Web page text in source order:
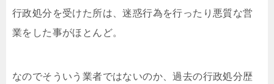
行政処分を受けた所は、迷惑行為を行ったり悪質な営
業をした事がほとんど。
なのでそういう業者ではないのか、過去の行政処分歴